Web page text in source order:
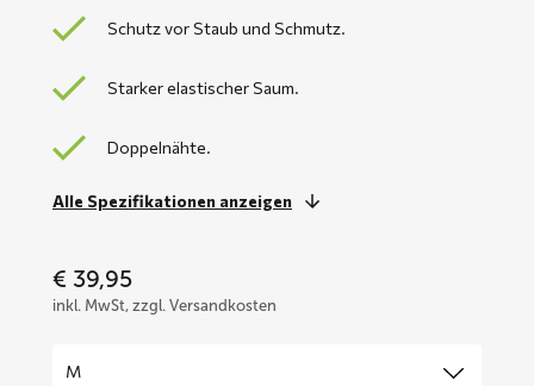
Schutz vor Staub und Schmutz.
Starker elastischer Saum.
Doppelnähte.
Alle Spezifikationen anzeigen
€ 39,95
inkl. MwSt, zzgl. Versandkosten